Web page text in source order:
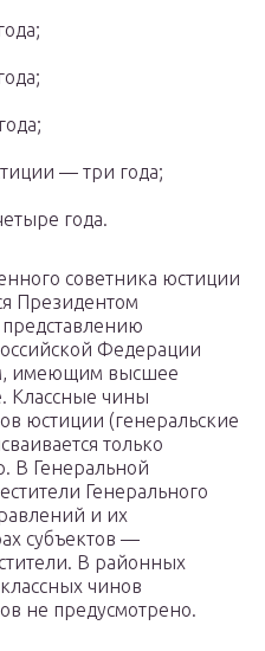
— три года;
года.
советника юстиции
Президентом
Федерации
имеющим высшее
Классные чины
юстиции (генеральские
только
В Генеральной
Генерального
и их
субъектов —
В районных
чинов
не предусмотрено.